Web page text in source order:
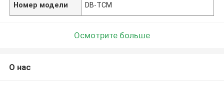
Номер модели DB-TCM
Осмотрите больше
О нас